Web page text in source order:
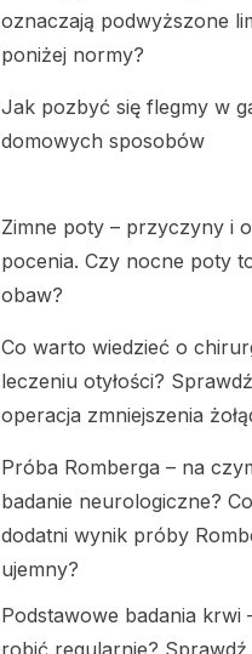
oznaczają podwyższone
poniżej normy?
Jak pozbyć się flegmy w
domowych sposobów
Zimne poty – przyczyny i
pocenia. Czy nocne poty
obaw?
Co warto wiedzieć o
leczeniu otyłości?
operacja zmniejszenia
Próba Romberga – na
badanie neurologiczne?
dodatni wynik próby
ujemny?
Podstawowe badania krwi
robić regularnie?